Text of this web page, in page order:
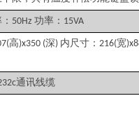
50Hz 功率： 15VA
高)x350 (深) 内尺寸： 216(宽
通讯线缆